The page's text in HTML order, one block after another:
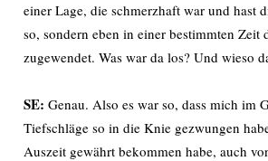
einer Lage, die schmerzhaft war und hast
so, sondern eben in einer bestimmten Zeit
zugewendet. Was war da los? Und wieso
SE: Genau. Also es war so, dass mich im
Tiefschläge so in die Knie gezwungen
Auszeit gewährt bekommen habe, auch